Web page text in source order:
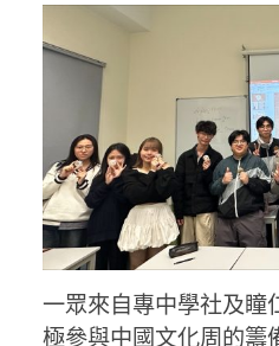
一眾來自專中學社及瞳
極參與中國文化周的籌